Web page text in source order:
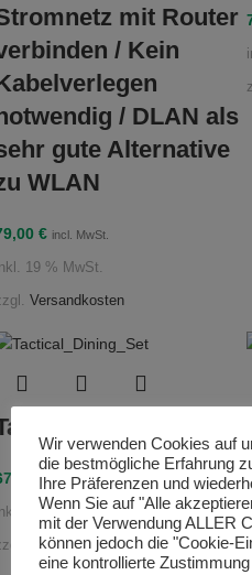
mit Router
/ Kein
/ DLAN als
gute Alternative
WLAN
€ incl. MwSt.
19 % MwSt.
Versandkosten
Dining Set
€ incl. MwSt.
19 % MwSt.
Versandkosten
Wir verwenden Cookies auf
die bestmögliche Erfahrung
Ihre Präferenzen und
Wenn Sie auf "Alle
mit der Verwendung ALLER
können jedoch die "Cookie-
eine kontrollierte